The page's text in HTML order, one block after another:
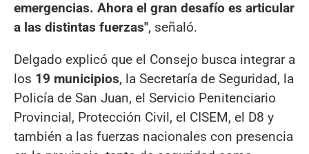
emergencias. Ahora el gran desafío es articular
a las distintas fuerzas", señaló.
Delgado explicó que el Consejo busca integrar a
los 19 municipios, la Secretaría de Seguridad, la
Policía de San Juan, el Servicio Penitenciario
Provincial, Protección Civil, el CISEM, el D8 y
también a las fuerzas nacionales con presencia